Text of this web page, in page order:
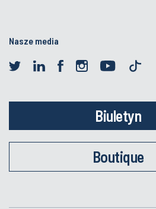
Nasze media
Biuletyn
Boutique